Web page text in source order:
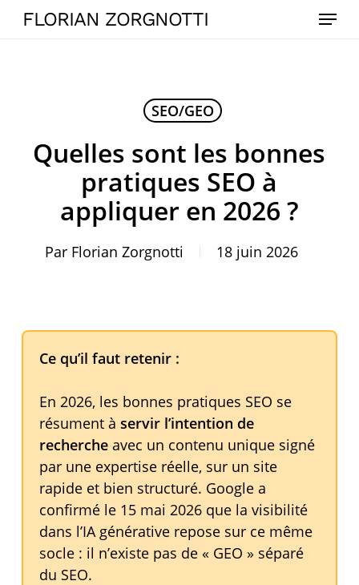
SkipFLORIAN ZORGNOTTI Menu
SEO/GEO
Quelles sont les bonnes
pratiques SEO à
appliquer en 2026 ?
Par Florian Zorgnotti 18 juin 2026
Ce qu’il faut retenir :
En 2026, les bonnes pratiques SEO se
résument à servir l’intention de
rechercheavec un contenu unique signé
par une expertise réelle, sur un site
rapide et bien structuré. Google a
confirmé le 15 mai 2026 que la visibilité
dans l’IA générative repose sur ce même
socle : il n’existe pas de « GEO » séparé
du SEO.